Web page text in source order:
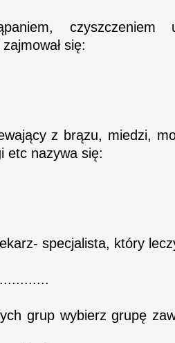
czyszczeniem
się:
z brązu, miedzi,
etc nazywa się:
specjalista, który
grup wybierz grupę